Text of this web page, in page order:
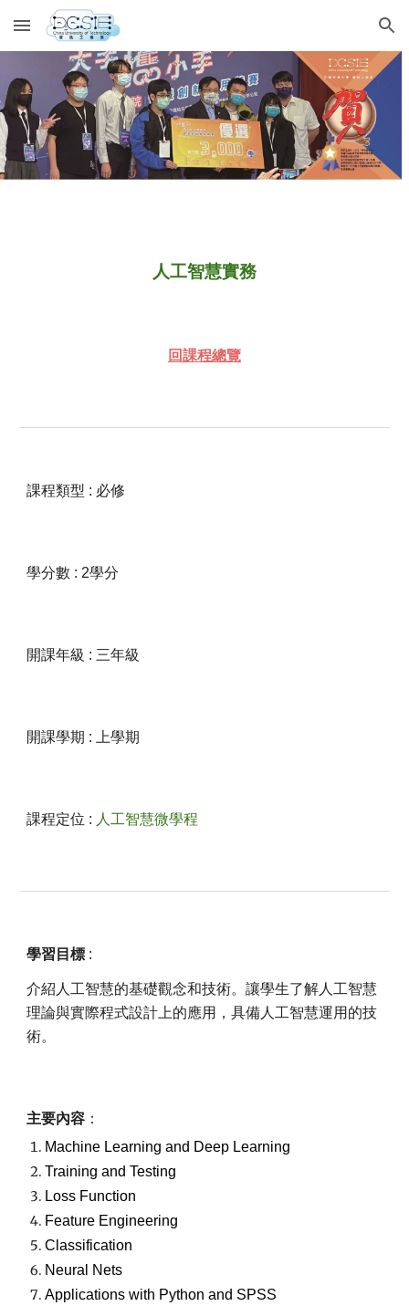
Skip to main content Skip to navigation
人工智慧實務
回課程總覽
課程類型 : 必修
學分數 : 2學分
開課年級 : 三年級
開課學期 : 上學期
課程定位 : 人工智慧微學程
學習目標 :
介紹人工智慧的基礎觀念和技術。讓學生了解人工智慧
理論與實際程式設計上的應用，具備人工智慧運用的技
術。
主要內容 ：
Machine Learning and Deep Learning
Training and Testing
Loss Function
Feature Engineering
Classification
Neural Nets
Applications with Python and SPSS